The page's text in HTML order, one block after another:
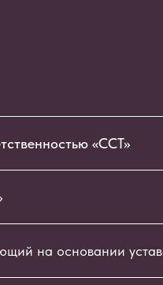
«ССТ»
на основании